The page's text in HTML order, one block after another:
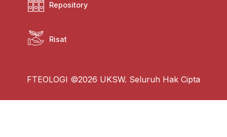
Repository
Risat
FTEOLOGI ©2026 UKSW. Seluruh Hak Cipta